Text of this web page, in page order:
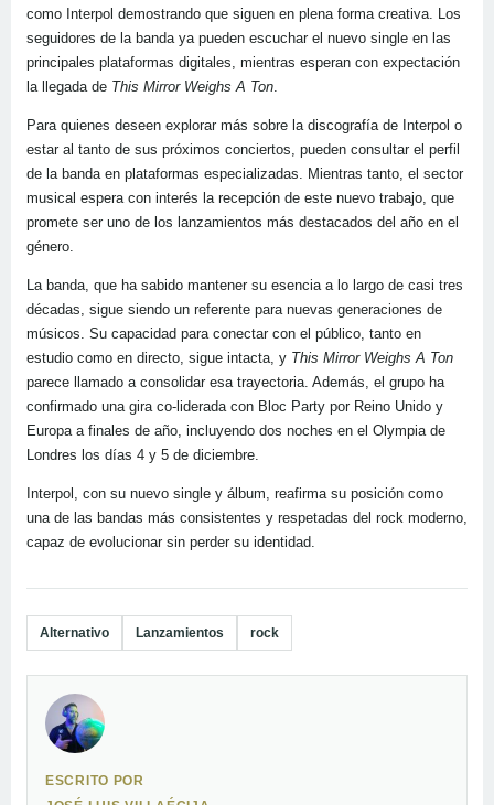
como Interpol demostrando que siguen en plena forma creativa. Los
seguidores de la banda ya pueden escuchar el nuevo single en las
principales plataformas digitales, mientras esperan con expectación
la llegada de This Mirror Weighs A Ton.
Para quienes deseen explorar más sobre la discografía de Interpol o
estar al tanto de sus próximos conciertos, pueden consultar el perfil
de la banda en plataformas especializadas. Mientras tanto, el sector
musical espera con interés la recepción de este nuevo trabajo, que
promete ser uno de los lanzamientos más destacados del año en el
género.
La banda, que ha sabido mantener su esencia a lo largo de casi tres
décadas, sigue siendo un referente para nuevas generaciones de
músicos. Su capacidad para conectar con el público, tanto en
estudio como en directo, sigue intacta, y This Mirror Weighs A Ton
parece llamado a consolidar esa trayectoria. Además, el grupo ha
confirmado una gira co-liderada con Bloc Party por Reino Unido y
Europa a finales de año, incluyendo dos noches en el Olympia de
Londres los días 4 y 5 de diciembre.
Interpol, con su nuevo single y álbum, reafirma su posición como
una de las bandas más consistentes y respetadas del rock moderno,
capaz de evolucionar sin perder su identidad.
Alternativo Lanzamientos rock
ESCRITO POR